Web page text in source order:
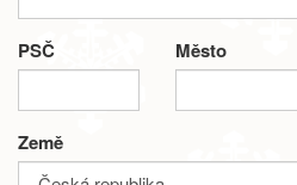
PSČ Město
Země